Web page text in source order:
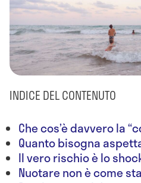
INDICE DEL CONTENUTO
Che cos’è davvero la
Quanto bisogna
Il vero rischio è lo
Nuotare non è come